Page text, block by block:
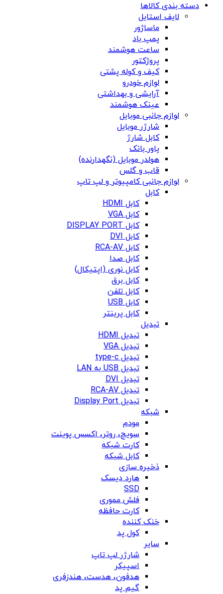
دسته بندی کالاها
لایف استایل
ماساژور
پمپ باد
ساعت هوشمند
پروژکتور
کیف و کوله پشتی
لوازم خودرو
آرایشی و بهداشتی
عینک هوشمند
لوازم جانبی موبایل
شارژر موبایل
کابل شارژ
پاور بانک
هولدر موبایل (نگهدارنده)
قاب و گلس
لوازم جانبی کامپیوتر و لپ تاپ
کابل
کابل HDMI
کابل VGA
کابل DISPLAY PORT
کابل DVI
کابل RCA-AV
کابل صدا
کابل نوری (اپتیکال)
کابل برق
کابل تلفن
کابل USB
کابل پرینتر
تبدیل
تبدیل HDMI
تبدیل VGA
تبدیل type-c
تبدیل USB به LAN
تبدیل DVI
تبدیل RCA-AV
تبدیل Display Port
شبکه
مودم
سویچ، روتر، اکسس پوینت
کارت شبکه
کابل شبکه
ذخیره سازی
هارد دیسک
SSD
فلش مموری
کارت حافظه
خنک کننده
کول پد
سایر
شارژر لپ تاپ
اسپیکر
هدفون، هدست، هندزفری
گیم پد